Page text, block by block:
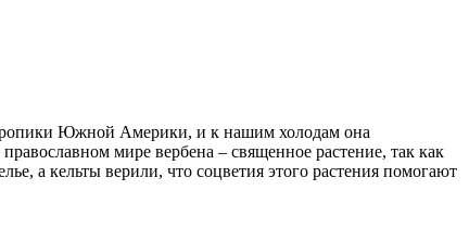
Южной Америки, и к нашим холодам она
мире вербена – священное растение, так как
а кельты верили, что соцветия этого растения помогают